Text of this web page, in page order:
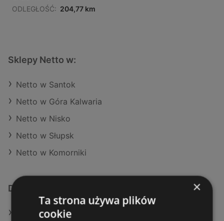
ODLEGŁOŚĆ: 204,77 km
Sklepy Netto w:
Netto w Santok
Netto w Góra Kalwaria
Netto w Nisko
Netto w Słupsk
Netto w Komorniki
Dodatkowe łącza
Oferty Netto
×
Ta strona używa plików
cookie